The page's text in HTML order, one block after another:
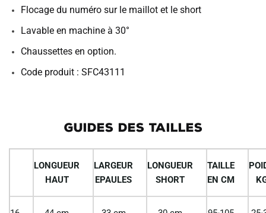
Flocage du numéro sur le maillot et le short
Lavable en machine à 30°
Chaussettes en option.
Code produit : SFC43111
GUIDES DES TAILLES
LONGUEUR
HAUT
LARGEUR
EPAULES
LONGUEUR
SHORT
TAILLE
EN CM